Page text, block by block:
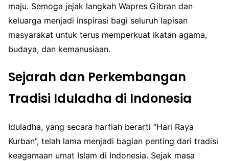
maju. Semoga jejak langkah Wapres Gibran dan
keluarga menjadi inspirasi bagi seluruh lapisan
masyarakat untuk terus memperkuat ikatan agama,
budaya, dan kemanusiaan.
Sejarah dan Perkembangan
Tradisi Iduladha di Indonesia
Iduladha, yang secara harfiah berarti “Hari Raya
Kurban”, telah lama menjadi bagian penting dari tradisi
keagamaan umat Islam di Indonesia. Sejak masa